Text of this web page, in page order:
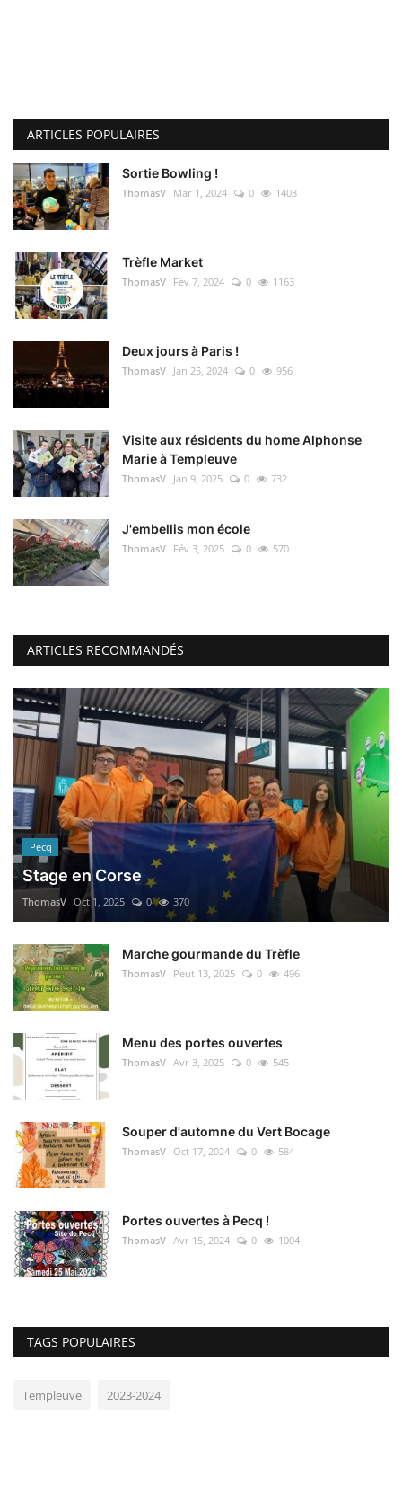
ARTICLES POPULAIRES
Sortie Bowling !
ThomasV Mar 1, 2024 0 1403
Trèfle Market
ThomasV Fév 7, 2024 0 1163
Deux jours à Paris !
ThomasV Jan 25, 2024 0 956
Visite aux résidents du home Alphonse
Marie à Templeuve
ThomasV Jan 9, 2025 0 732
J'embellis mon école
ThomasV Fév 3, 2025 0 570
ARTICLES RECOMMANDÉS
Pecq
Stage en Corse
ThomasV Oct 1, 2025 0 370
Marche gourmande du Trèfle
ThomasV Peut 13, 2025 0 496
Menu des portes ouvertes
ThomasV Avr 3, 2025 0 545
Souper d'automne du Vert Bocage
ThomasV Oct 17, 2024 0 584
Portes ouvertes à Pecq !
ThomasV Avr 15, 2024 0 1004
TAGS POPULAIRES
Templeuve 2023-2024